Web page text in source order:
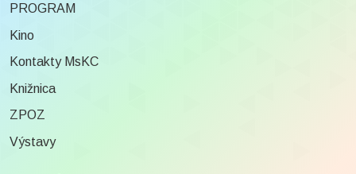
PROGRAM
Kino
Kontakty MsKC
Knižnica
ZPOZ
Výstavy